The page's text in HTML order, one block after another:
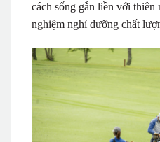
cách sống gắn liền với thiên
nghiệm nghỉ dưỡng chất